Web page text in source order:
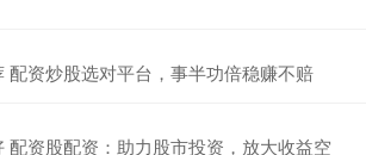
配资炒股选对平台，事半功倍稳赚不赔
配资股配资：助力股市投资，放大收益空